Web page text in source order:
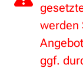
werden
ggf.